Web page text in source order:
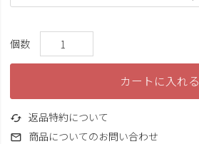
カートに入れる
返品特約について
商品についてのお問い合わせ